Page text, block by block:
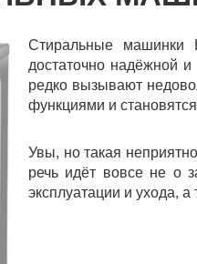
Стиральные машинки
достаточно надёжной и
редко вызывают
функциями и
Увы, но такая
речь идёт вовсе не о
эксплуатации и ухода,